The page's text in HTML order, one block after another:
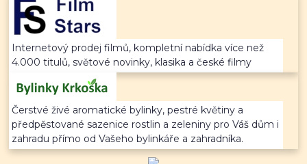
Internetový prodej filmů, kompletní nabídka více než
4.000 titulů, světové novinky, klasika a české filmy
Čerstvé živé aromatické bylinky, pestré květiny a
předpěstované sazenice rostlin a zeleniny pro Váš dům i
zahradu přímo od Vašeho bylinkáře a zahradníka.